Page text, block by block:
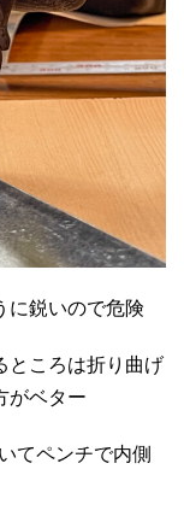
に鋭いので危険
ところは折り曲げ
がベター
てペンチで内側